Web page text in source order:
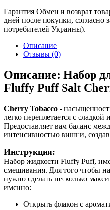
Гарантия Обмен и возврат
дней после покупки, согласно
потребителей Украины).
Описание
Отзывы (0)
Описание: Набор
Fluffy Puff Salt
Cherry Tobacco -
легко переплетается с
Предоставляет вам баланс
интенсивностью вишни,
Инструкция:
Набор жидкости Fluffy Puff,
смешивания. Для того чтобы
нужно сделать несколько
именно:
Открыть флакон с